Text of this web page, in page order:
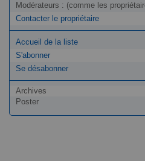
Modérateurs : (comme les
Contacter le propriétaire
Accueil de la liste
S'abonner
Se désabonner
Archives
Poster